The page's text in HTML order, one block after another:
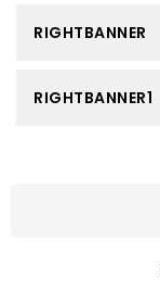
RIGHTBANNER
RIGHTBANNER1